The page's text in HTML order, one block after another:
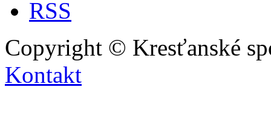
Copyright © Kresťanské
Kontakt